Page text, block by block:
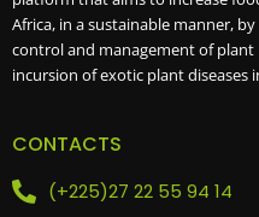
Africa, in a sustainable manner,
control and management of plant
incursion of exotic plant diseases
CONTACTS
(+225)27 22 55 94 14